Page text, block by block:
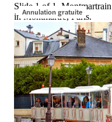
Annulation gratuite
Slide 1 of 1,
in Montmartre, Paris.